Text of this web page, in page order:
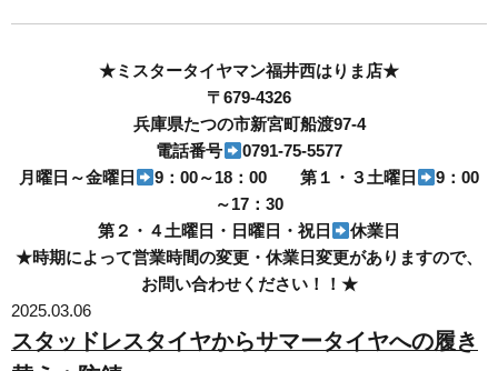
★ミスタータイヤマン福井西はりま店★
〒679-4326
兵庫県たつの市新宮町船渡97-4
電話番号
0791-75-5577
月曜日～金曜日
9：00～18：00 第１・３土曜日
9：00
～17：30
第２・４土曜日・日曜日・祝日
休業日
★時期によって営業時間の変更・休業日変更がありますので、
お問い合わせください！！★
2025.03.06
スタッドレスタイヤからサマータイヤへの履き